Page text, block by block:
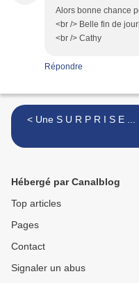
Alors bonne chance
<br /> Belle fin de
<br /> Cathy
Répondre
< Une S U R P R I S E ...
Hébergé par Canalblog
Top articles
Pages
Contact
Signaler un abus